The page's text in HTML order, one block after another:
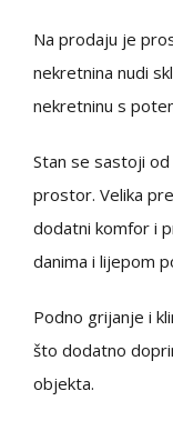
Na prodaju je
nekretnina nudi
nekretninu s
Stan se sastoji
prostor. Velika
dodatni komfor i
danima i lijepom
Podno grijanje i
što dodatno
objekta.